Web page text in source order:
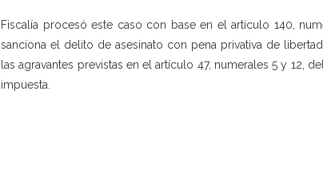
Fiscalía procesó este caso con base en el artículo 140,
sanciona el delito de asesinato con pena privativa de
las agravantes previstas en el artículo 47, numerales 5 y
impuesta.